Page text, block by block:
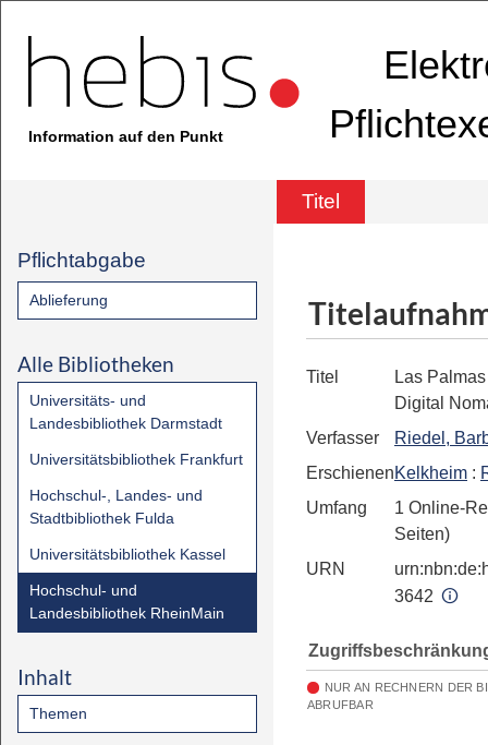
Information auf den Punkt
Titel
Pflichtabgabe
Ablieferung
Alle Bibliotheken
Universitäts- und
Landesbibliothek Darmstadt
Universitätsbibliothek Frankfurt
Hochschul-, Landes- und
Stadtbibliothek Fulda
Universitätsbibliothek Kassel
Hochschul- und
Landesbibliothek RheinMain
Inhalt
Themen
Titel
Las
Digital
Verfasser
Riedel,
ErschienenKelkheim :
Umfang
1 Online-
Seiten)
URN
3642
NUR AN RECHNERN DER
ABRUFBAR